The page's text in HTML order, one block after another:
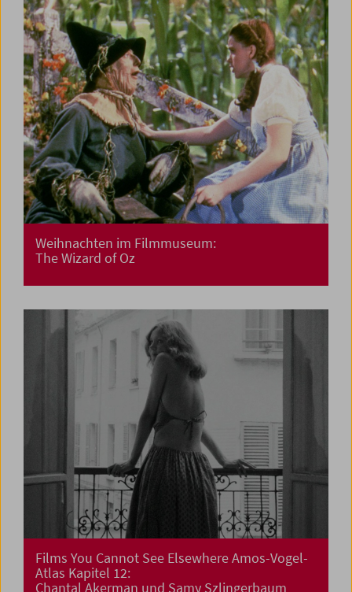
Weihnachten im Filmmuseum:
The Wizard of Oz
Films You Cannot See Elsewhere Amos-Vogel-
Atlas Kapitel 12:
Chantal Akerman und Samy Szlingerbaum